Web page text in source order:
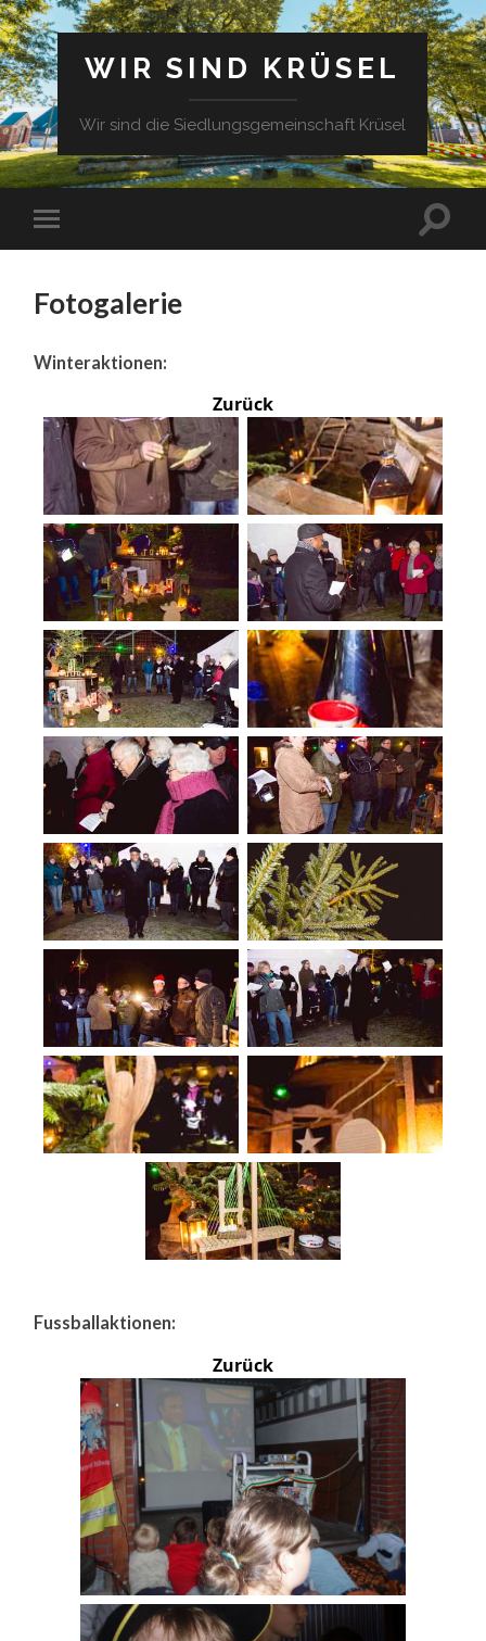
WIR SIND KRÜSEL
Wir sind die Siedlungsgemeinschaft Krüsel
Fotogalerie
Winteraktionen:
Zurück
Fussballaktionen:
Zurück